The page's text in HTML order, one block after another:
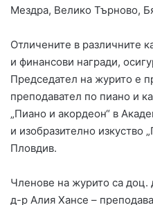
Мездра, Велико Търново,
Отличените в различните
и финансови награди,
Председател на журито е
преподавател по пиано и
„Пиано и акордеон“ в
и изобразително изкуство
Пловдив.
Членове на журито са доц.
д-р Алия Хансе –